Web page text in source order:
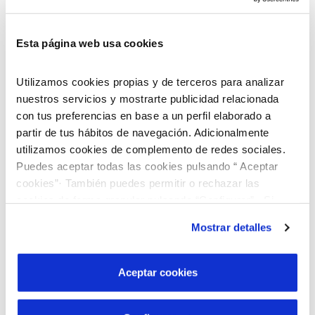
Esta página web usa cookies
Utilizamos cookies propias y de terceros para analizar
nuestros servicios y mostrarte publicidad relacionada
con tus preferencias en base a un perfil elaborado a
partir de tus hábitos de navegación. Adicionalmente
utilizamos cookies de complemento de redes sociales.
Puedes aceptar todas las cookies pulsando “ Aceptar
cookies”· También puedes permitir o rechazar las
instalación de todas las cookies salvo las necesarias que
son indispensables para que el sitio web funcione y que
por tanto no se pueden desactivar. Puedes consultar
Mostrar detalles
Aceptar cookies
Descobreix el nostre programa de Beques
“Joves Talents”!